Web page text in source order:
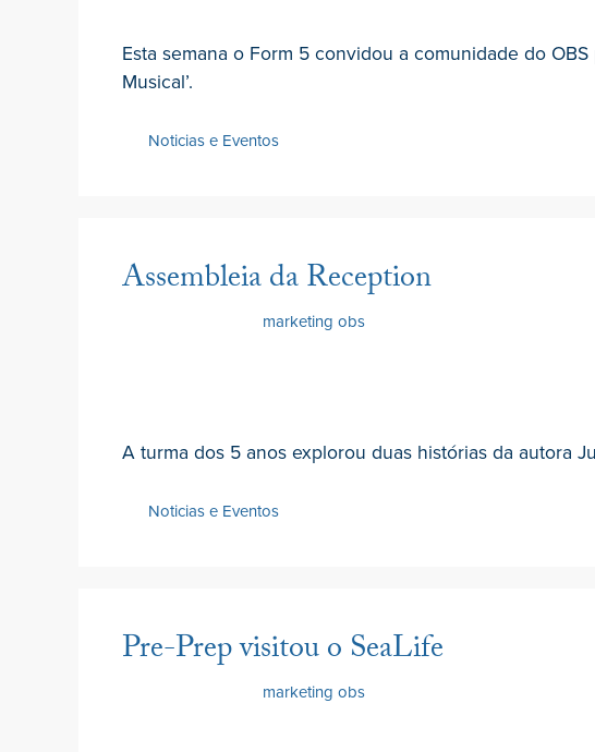
Esta semana o Form 5 convidou a comunidade do
Musical’.
Noticias e Eventos
Assembleia da Reception
marketing obs
A turma dos 5 anos explorou duas histórias da autora
Noticias e Eventos
Pre-Prep visitou o SeaLife
marketing obs